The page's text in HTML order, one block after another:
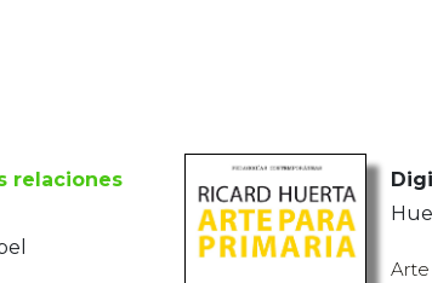
relaciones
Arte